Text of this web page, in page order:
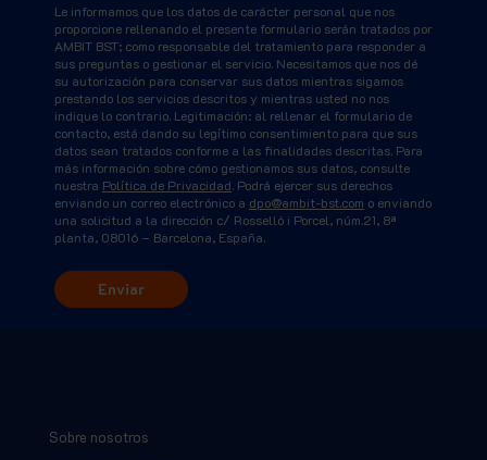
Le informamos que los datos de carácter personal que nos
proporcione rellenando el presente formulario serán tratados por
AMBIT BST; como responsable del tratamiento para responder a
sus preguntas o gestionar el servicio. Necesitamos que nos dé
su autorización para conservar sus datos mientras sigamos
prestando los servicios descritos y mientras usted no nos
indique lo contrario. Legitimación: al rellenar el formulario de
contacto, está dando su legítimo consentimiento para que sus
datos sean tratados conforme a las finalidades descritas. Para
más información sobre cómo gestionamos sus datos, consulte
nuestra Política de Privacidad. Podrá ejercer sus derechos
enviando un correo electrónico a dpo@ambit-bst.com o enviando
una solicitud a la dirección c/ Rosselló i Porcel, núm.21, 8ª
planta, 08016 – Barcelona, España.
Sobre nosotros